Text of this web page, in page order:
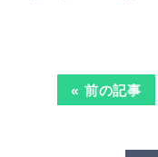
« 前の記事